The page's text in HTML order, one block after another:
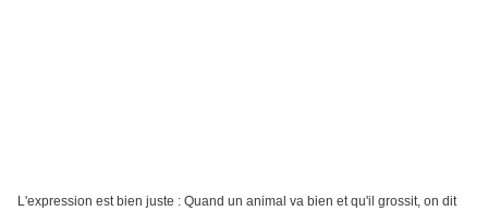
L'expression est bien juste : Quand un animal va bien et qu'il grossit, on dit